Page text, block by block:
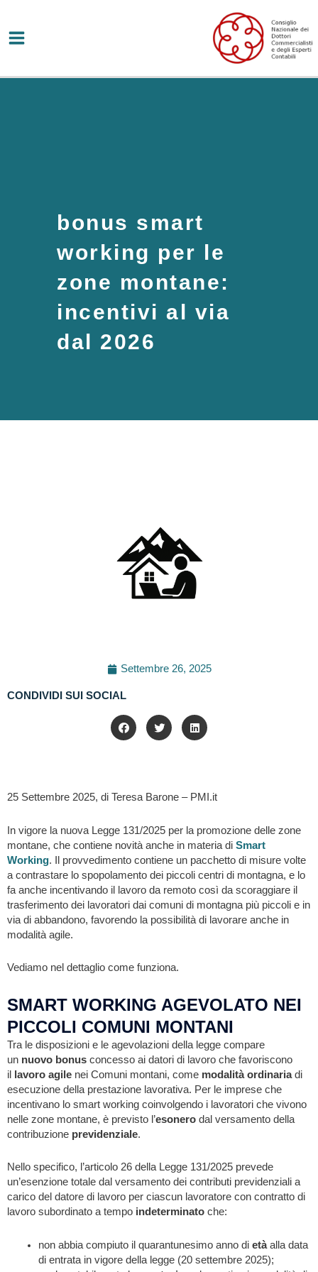
contenuto
bonus smart
working per le
zone montane:
incentivi al via
dal 2026
Settembre 26, 2025
CONDIVIDI SUI SOCIAL
25 Settembre 2025, di Teresa Barone – PMI.it
In vigore la nuova Legge 131/2025 per la promozione delle zone
montane, che contiene novità anche in materia di Smart
Working. Il provvedimento contiene un pacchetto di misure volte
a contrastare lo spopolamento dei piccoli centri di montagna, e lo
fa anche incentivando il lavoro da remoto così da scoraggiare il
trasferimento dei lavoratori dai comuni di montagna più piccoli e in
via di abbandono, favorendo la possibilità di lavorare anche in
modalità agile.
Vediamo nel dettaglio come funziona.
SMART WORKING AGEVOLATO NEI
PICCOLI COMUNI MONTANI
Tra le disposizioni e le agevolazioni della legge compare
un nuovo bonus concesso ai datori di lavoro che favoriscono
il
lavoro agile nei Comuni montani, come modalità ordinariadi
esecuzione della prestazione lavorativa. Per le imprese che
incentivano lo smart working coinvolgendo i lavoratori che vivono
nelle zone montane, è previsto l’esonero dal versamento della
contribuzione previdenziale.
Nello specifico, l’articolo 26 della Legge 131/2025 prevede
un’esenzione totale dal versamento dei contributi previdenziali a
carico del datore di lavoro per ciascun lavoratore con contratto di
lavoro subordinato a tempo indeterminato che:
non abbia compiuto il quarantunesimo anno di etàalla data
di entrata in vigore della legge (20 settembre 2025);